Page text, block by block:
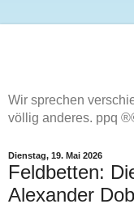
Wir sprechen
völlig anderes. ppq
Dienstag, 19. Mai 2026
Feldbetten:
Alexander